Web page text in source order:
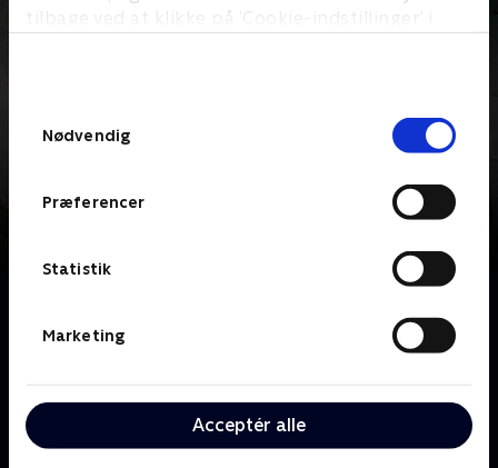
tilbage ved at klikke på ’Cookie-indstillinger’ i
Nødvendig
Præferencer
Statistik
Marketing
Acceptér alle
Med Jesper, Frederik og Alexa Bruun Rasmussen i
loppefund eller milliondyre kunstværker er der én
ting, som er fælles for Auktionshusets sælgere: